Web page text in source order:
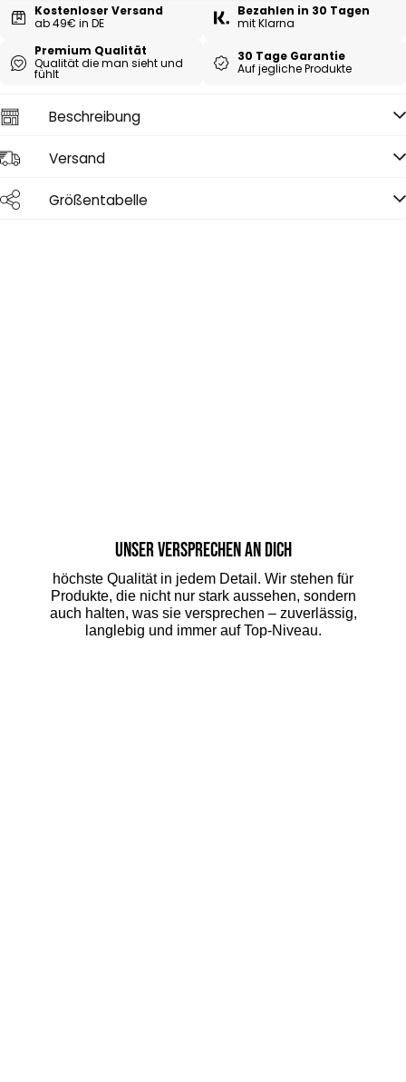
Kostenloser Versand
ab 49€ in DE
Bezahlen in 30 Tagen
mit Klarna
Premium Qualität
Qualität die man sieht und
fühlt
30 Tage Garantie
Auf jegliche Produkte
Beschreibung
Versand
Größentabelle
Unser Versprechen an dich
höchste Qualität in jedem Detail. Wir stehen für
Produkte, die nicht nur stark aussehen, sondern
auch halten, was sie versprechen – zuverlässig,
langlebig und immer auf Top-Niveau.